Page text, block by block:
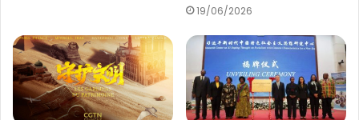
19/06/2026